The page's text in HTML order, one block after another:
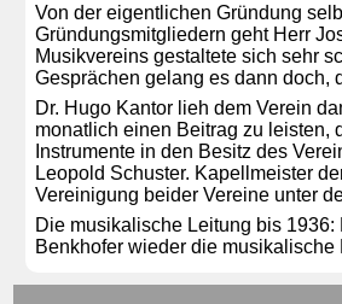
Von der eigentlichen Gründung
Gründungsmitgliedern geht Herr
Musikvereins gestaltete sich sehr
Gesprächen gelang es dann doch,
Dr. Hugo Kantor lieh dem Verein
monatlich einen Beitrag zu leisten,
Instrumente in den Besitz des
Leopold Schuster. Kapellmeister
Vereinigung beider Vereine unter
Die musikalische Leitung bis
Benkhofer wieder die